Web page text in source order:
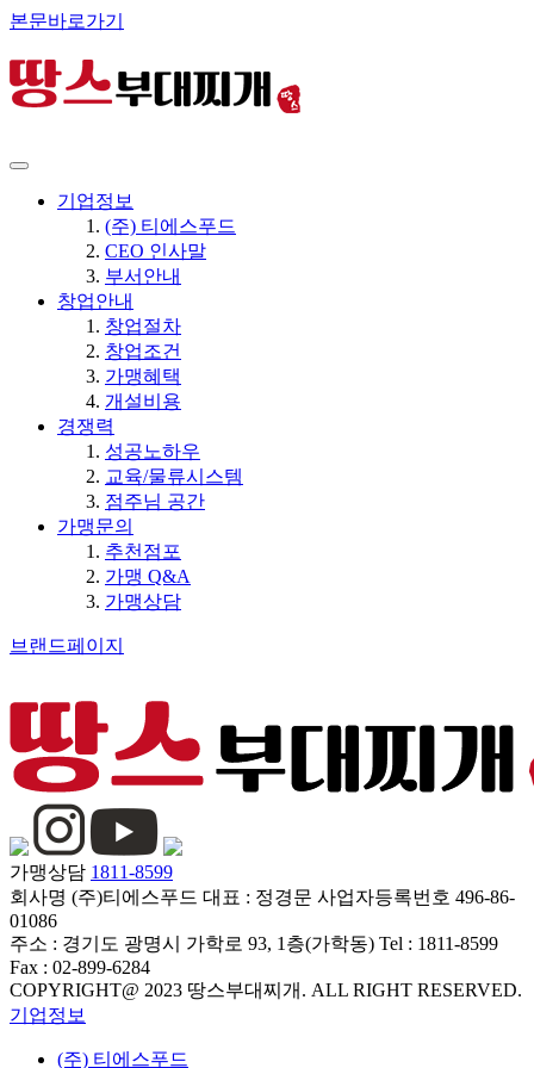
본문바로가기
기업정보
(주) 티에스푸드
CEO 인사말
부서안내
창업안내
창업절차
창업조건
가맹혜택
개설비용
경쟁력
성공노하우
교육/물류시스템
점주님 공간
가맹문의
추천점포
가맹 Q&A
가맹상담
브랜드페이지
가맹상담 1811-8599
회사명 (주)티에스푸드 대표 : 정경문 사업자등록번호 496-86-
01086
주소 : 경기도 광명시 가학로 93, 1층(가학동) Tel : 1811-8599
Fax : 02-899-6284
COPYRIGHT@ 2023 땅스부대찌개. ALL RIGHT RESERVED.
기업정보
(주) 티에스푸드